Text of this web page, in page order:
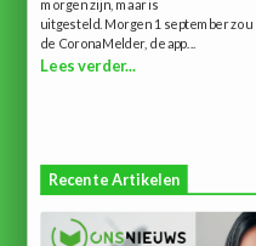
morgen zijn, maar is
uitgesteld. Morgen 1 september zou
de CoronaMelder, de app...
Lees verder...
Recente Artikelen